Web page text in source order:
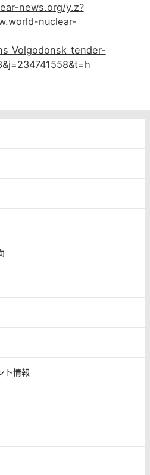
news.org/y.z?
nuclear-
ト情報